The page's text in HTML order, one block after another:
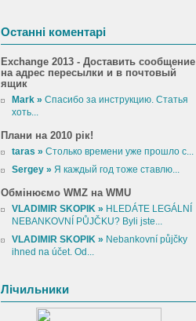
Останні коментарі
Exchange 2013 - Доставить сообщение
на адрес пересылки и в почтовый
ящик
Mark » Спасибо за инструкцию. Статья
хоть...
Плани на 2010 рік!
taras » Столько времени уже прошло с...
Sergey » Я каждый год тоже ставлю...
Обмінюємо WMZ на WMU
VLADIMIR SKOPIK » HLEDÁTE LEGÁLNÍ
NEBANKOVNÍ PŮJČKU? Byli jste...
VLADIMIR SKOPIK » Nebankovní půjčky
ihned na účet. Od...
Лічильники